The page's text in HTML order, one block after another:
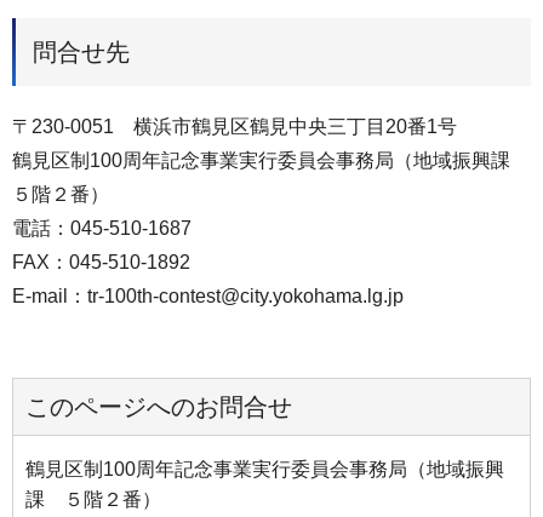
問合せ先
〒230-0051 横浜市鶴見区鶴見中央三丁目20番1号
鶴見区制100周年記念事業実行委員会事務局（地域振興課
５階２番）
電話：045-510-1687
FAX：045-510-1892
E-mail：tr-100th-contest@city.yokohama.lg.jp
このページへのお問合せ
鶴見区制100周年記念事業実行委員会事務局（地域振興
課 ５階２番）